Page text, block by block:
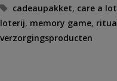
Tags
cadeaupakket, care a
loterij, memory game,
verzorgingsproducten